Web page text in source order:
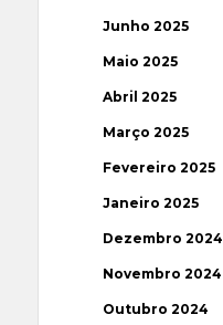
Junho 2025
Maio 2025
Abril 2025
Março 2025
Fevereiro 2025
Janeiro 2025
Dezembro 2024
Novembro 2024
Outubro 2024